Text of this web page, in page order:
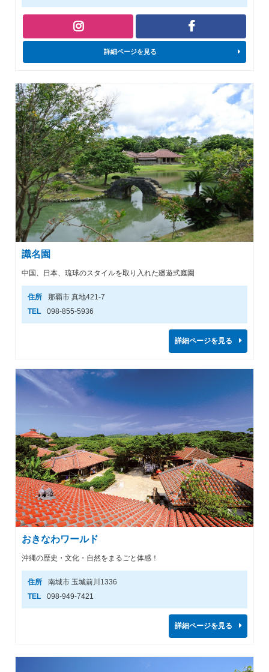
詳細ページを見る
識名園
中国、日本、琉球のスタイルを取り入れた廻遊式庭園
住所
那覇市 真地421-7
TEL
098-855-5936
詳細ページを見る
おきなわワールド
沖縄の歴史・文化・自然をまるごと体感！
住所
南城市 玉城前川1336
TEL
098-949-7421
詳細ページを見る